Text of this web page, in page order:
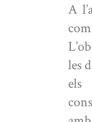
A
les
els